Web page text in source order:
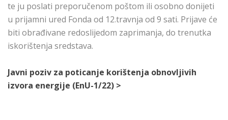
te ju poslati preporučenom poštom ili osobno donijeti
u prijamni ured Fonda od 12.travnja od 9 sati. Prijave će
biti obrađivane redoslijedom zaprimanja, do trenutka
iskorištenja sredstava.
Javni poziv za poticanje korištenja obnovljivih
izvora energije (EnU-1/22) >